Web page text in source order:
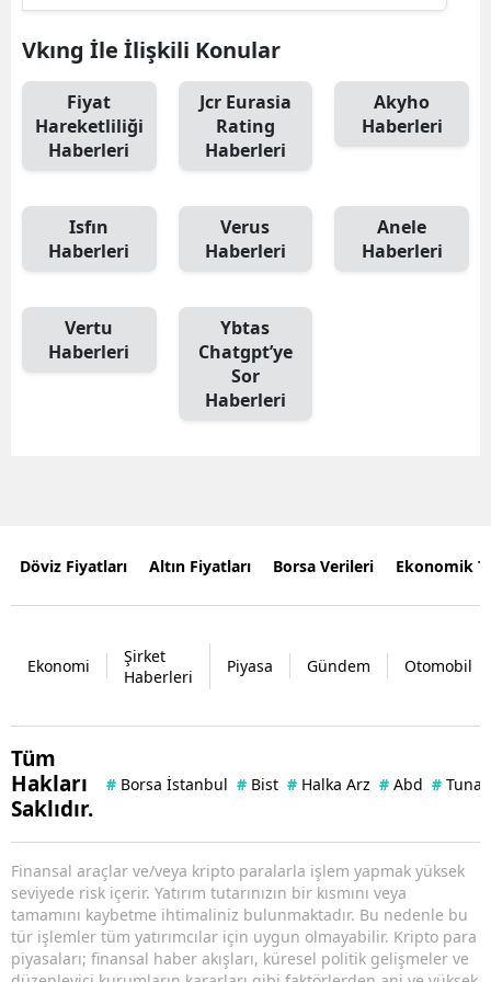
Vkıng İle İlişkili Konular
Fiyat
Hareketliliği
Haberleri
Jcr Eurasia
Rating
Haberleri
Akyho
Haberleri
Isfın
Haberleri
Verus
Haberleri
Anele
Haberleri
Vertu
Haberleri
Ybtas
Chatgpt’ye
Sor
Haberleri
Döviz Fiyatları Altın Fiyatları Borsa Verileri Ekonomik
Ekonomi
Şirket
Haberleri
Piyasa Gündem Otomobil
Tüm
Hakları
Saklıdır.
# Borsa İstanbul # Bist # Halka Arz # Abd # Tuna
Finansal araçlar ve/veya kripto paralarla işlem yapmak yüksek
seviyede risk içerir. Yatırım tutarınızın bir kısmını veya
tamamını kaybetme ihtimaliniz bulunmaktadır. Bu nedenle bu
tür işlemler tüm yatırımcılar için uygun olmayabilir. Kripto para
piyasaları; finansal haber akışları, küresel politik gelişmeler ve